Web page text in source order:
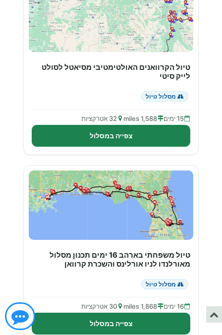
טיול הקרוואנים האולטימטיבי מסיאטל לסולט
לייק סיטי
מסלול טיול
15 ימים 1,588 miles 32 אטרקציות
צפייה במסלול
טיול משפחתי בארהב 16 ימים תכנון מסלול
מאורלנדו לניו אורלינס והשכרת קרוואן
מסלול טיול
16 ימים 1,868 miles 30 אטרקציות
צפייה במסלול